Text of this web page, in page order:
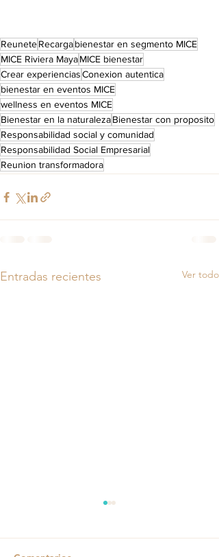
ReuneteRecargabienestar en segmento MICE
MICE Riviera MayaMICE bienestar
Crear experienciasConexion autentica
bienestar en eventos MICE
wellness en eventos MICE
Bienestar en la naturalezaBienestar con proposito
Responsabilidad social y comunidad
Responsabilidad Social Empresarial
Reunion transformadora
Entradas recientes Ver todo